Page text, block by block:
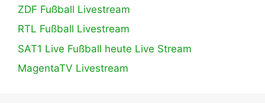
ZDF Fußball Livestream
RTL Fußball Livestream
SAT1 Live Fußball heute Live Stream
MagentaTV Livestream